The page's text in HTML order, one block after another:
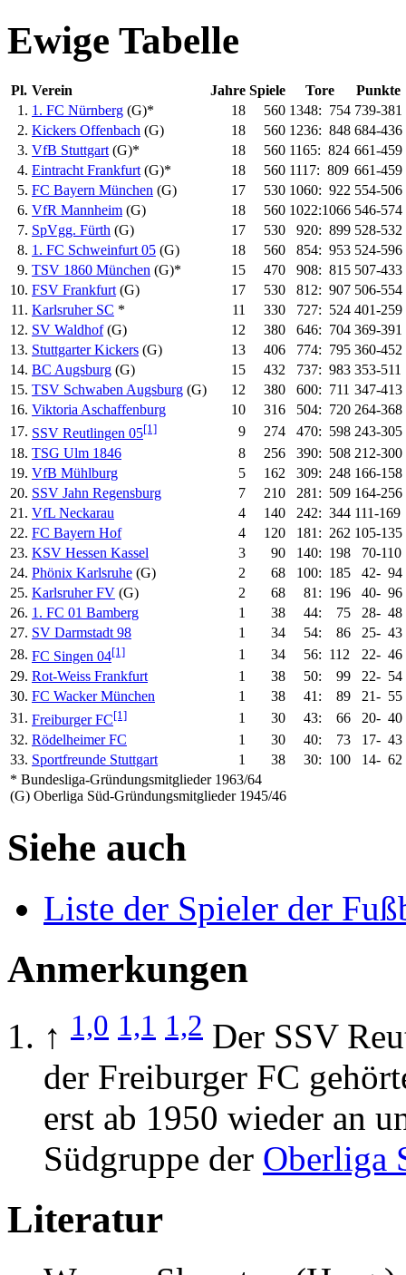
Ewige Tabelle
Pl. Verein Jahre Spiele Tore
Punkte
1. 1. FC Nürnberg (G)* 18 560 1348: 754 739-381
2. Kickers Offenbach (G) 18 560 1236: 848 684-436
3. VfB Stuttgart(G)* 18 560 1165: 824 661-459
4. Eintracht Frankfurt(G)* 18 560 1117: 809 661-459
5. FC Bayern München (G) 17 530 1060: 922 554-506
6. VfR Mannheim (G) 18 560 1022:1066 546-574
7. SpVgg. Fürth (G) 17 530 920: 899 528-532
8. 1. FC Schweinfurt 05 (G) 18 560 854: 953 524-596
9. TSV 1860 München (G)* 15 470 908: 815 507-433
10. FSV Frankfurt(G) 17 530 812: 907 506-554
11. Karlsruher SC * 11 330 727: 524 401-259
12. SV Waldhof(G) 12 380 646: 704 369-391
13. Stuttgarter Kickers (G) 13 406 774: 795 360-452
14. BC Augsburg (G) 15 432 737: 983 353-511
15. TSV Schwaben Augsburg (G) 12 380 600: 711 347-413
16. Viktoria Aschaffenburg 10 316 504: 720 264-368
17. SSV Reutlingen 05[1] 9 274 470: 598 243-305
18. TSG Ulm 1846 8 256 390: 508 212-300
19. VfB Mühlburg 5 162 309: 248 166-158
20. SSV Jahn Regensburg 7 210 281: 509 164-256
21. VfL Neckarau 4 140 242: 344 111-169
22. FC Bayern Hof 4 120 181: 262 105-135
23. KSV Hessen Kassel 3 90 140: 198
70-110
24. Phönix Karlsruhe (G) 2 68 100: 185 42- 94
25. Karlsruher FV (G) 2 68 81: 196 40- 96
26. 1. FC 01 Bamberg 1 38 44: 75 28- 48
27. SV Darmstadt 98 1 34 54: 86 25- 43
28. FC Singen 04[1] 1 34 56: 112 22- 46
29. Rot-Weiss Frankfurt 1 38 50: 99 22- 54
30. FC Wacker München 1 38 41: 89 21- 55
31. Freiburger FC[1] 1 30 43: 66 20- 40
32. Rödelheimer FC 1 30 40: 73 17- 43
33. Sportfreunde Stuttgart 1 38 30: 100 14- 62
* Bundesliga-Gründungsmitglieder 1963/64
(G) Oberliga Süd-Gründungsmitglieder 1945/46
Siehe auch
Liste der Spieler der
Anmerkungen
↑ 1,0 1,1 1,2 Der SSV
der Freiburger FC
erst ab 1950 wieder an
Südgruppe der Oberliga
Literatur